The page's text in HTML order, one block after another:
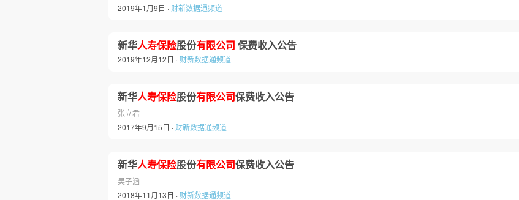
2019年1月9日 · 财新数据通频道
新华人寿保险股份有限公司 保费收入公告
2019年12月12日 · 财新数据通频道
新华人寿保险股份有限公司保费收入公告
张立君
2017年9月15日 · 财新数据通频道
新华人寿保险股份有限公司保费收入公告
吴子涵
2018年11月13日 · 财新数据通频道